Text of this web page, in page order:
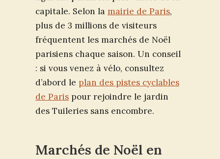
capitale. Selon la mairie de Paris,
plus de 3 millions de visiteurs
fréquentent les marchés de Noël
parisiens chaque saison. Un conseil
: si vous venez à vélo, consultez
d’abord le plan des pistes cyclables
de Paris pour rejoindre le jardin
des Tuileries sans encombre.
Marchés de Noël en